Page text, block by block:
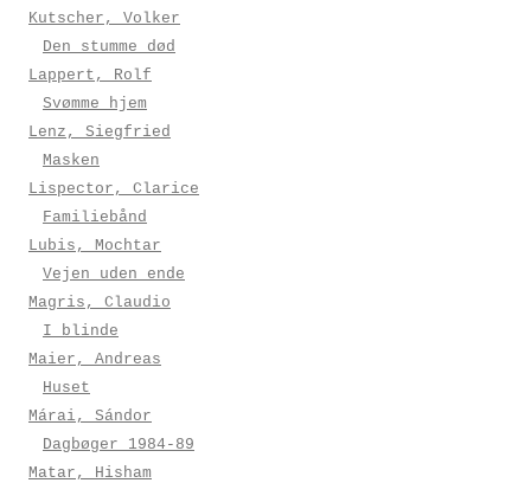
Kutscher, Volker
Den stumme død
Lappert, Rolf
Svømme hjem
Lenz, Siegfried
Masken
Lispector, Clarice
Familiebånd
Lubis, Mochtar
Vejen uden ende
Magris, Claudio
I blinde
Maier, Andreas
Huset
Márai, Sándor
Dagbøger 1984-89
Matar, Hisham